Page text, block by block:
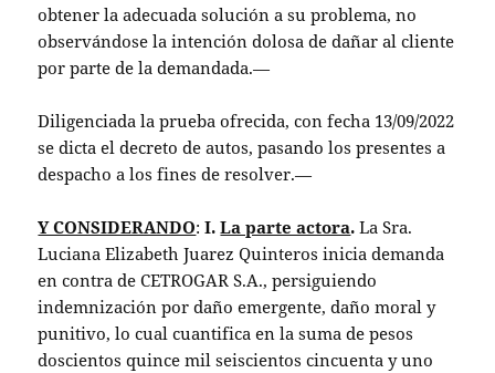
obtener la adecuada solución a su problema, no
observándose la intención dolosa de dañar al cliente
por parte de la demandada.—
Diligenciada la prueba ofrecida, con fecha 13/09/2022
se dicta el decreto de autos, pasando los presentes a
despacho a los fines de resolver.—
Y CONSIDERANDO:I.La parte actora.La Sra.
Luciana Elizabeth Juarez Quinteros inicia demanda
en contra de CETROGAR S.A., persiguiendo
indemnización por daño emergente, daño moral y
punitivo, lo cual cuantifica en la suma de pesos
doscientos quince mil seiscientos cincuenta y uno